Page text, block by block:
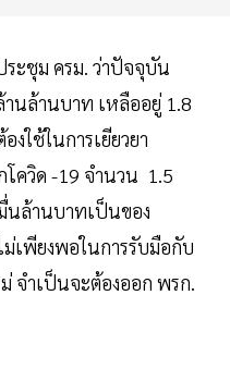
ระชุม ครม. ว่าปัจจุบัน
านล้านบาท เหลืออยู่ 1.8
ใช้ในการเยียวยา
ควิด -19 จำนวน 1.5
ล้านบาทเป็นของ
ม่เพียงพอในการรับมือกับ
จำเป็นจะต้องออก พรก.